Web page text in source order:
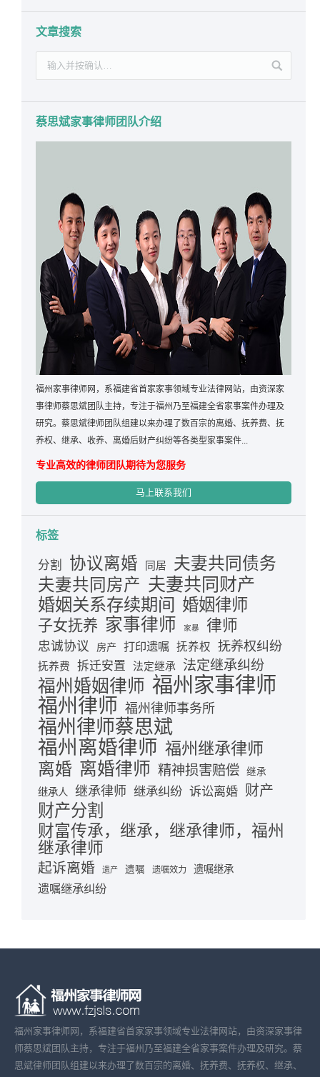
文章搜索
蔡思斌家事律师团队介绍
福州家事律师网，系福建省首家家事领域专业法律网站，由资深家
事律师蔡思斌团队主持，专注于福州乃至福建全省家事案件办理及
研究。蔡思斌律师团队组建以来办理了数百宗的离婚、抚养费、抚
养权、继承、收养、离婚后财产纠纷等各类型家事案件...
专业高效的律师团队期待为您服务
马上联系我们
标签
分割 协议离婚 同居 夫妻共同债务
夫妻共同房产 夫妻共同财产
婚姻关系存续期间 婚姻律师
子女抚养 家事律师 家暴 律师
忠诚协议 房产 打印遗嘱 抚养权 抚养权纠纷
抚养费 拆迁安置 法定继承 法定继承纠纷
福州婚姻律师 福州家事律师
福州律师 福州律师事务所
福州律师蔡思斌
福州离婚律师 福州继承律师
离婚 离婚律师 精神损害赔偿 继承
继承人 继承律师 继承纠纷 诉讼离婚 财产
财产分割
财富传承，继承，继承律师，福州
继承律师
起诉离婚 遗产 遗嘱 遗嘱效力 遗嘱继承
遗嘱继承纠纷
福州家事律师网，系福建省首家家事领域专业法律网站，由资深家事律
师蔡思斌团队主持，专注于福州乃至福建全省家事案件办理及研究。蔡
思斌律师团队组建以来办理了数百宗的离婚、抚养费、抚养权、继承、